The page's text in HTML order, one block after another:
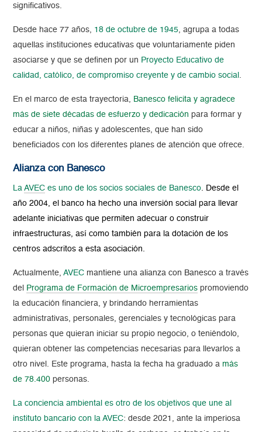
significativos.
Desde hace 77 años, 18 de octubre de 1945, agrupa a todas
aquellas instituciones educativas que voluntariamente piden
asociarse y que se definen por un Proyecto Educativo de
calidad, católico, de compromiso creyente y de cambio social .
En el marco de esta trayectoria, Banesco felicita y agradece
más de siete décadas de esfuerzo y dedicación para formar y
educar a niños, niñas y adolescentes, que han sido
beneficiados con los diferentesplanes de atención que ofrece.
Alianza con Banesco
LaAVEC es uno de los socios sociales de Banesco. Desde el
año 2004, el banco ha hecho una inversión social para llevar
adelante iniciativas que permiten adecuar o construir
infraestructuras, así como también para la dotación de los
centros adscritos a esta asociación.
Actualmente,AVEC mantiene una alianza con Banesco a través
del
Programa de Formación de Microempresarios promoviendo
la educación financiera, y brindando herramientas
administrativas, personales, gerenciales y tecnológicas para
personas que quieran iniciar su propio negocio, o teniéndolo,
quieran obtener las competencias necesarias para llevarlos a
otro nivel. Este programa, hasta la fecha ha graduado amás
de 78.400 personas.
La conciencia ambiental es otro de los objetivos que une al
instituto bancario con la AVEC: desde 2021, ante la imperiosa